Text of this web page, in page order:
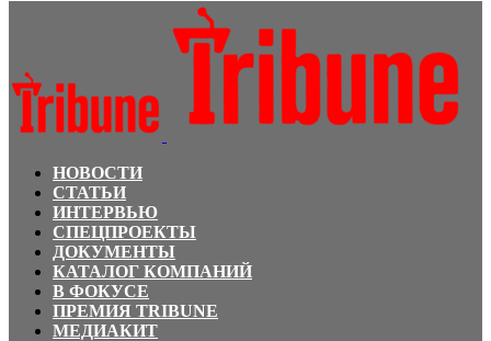
НОВОСТИ
СТАТЬИ
ИНТЕРВЬЮ
СПЕЦПРОЕКТЫ
ДОКУМЕНТЫ
КАТАЛОГ КОМПАНИЙ
В ФОКУСЕ
ПРЕМИЯ TRIBUNE
МЕДИАКИТ